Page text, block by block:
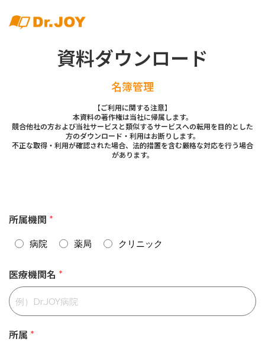
資料ダウンロード
名簿管理
【ご利用に関する注意】
本資料の著作権は当社に帰属します。
競合他社の方および当社サービスと類似するサービスへの転用を目的とした
方のダウンロード・利用はお断りします。
不正な取得・利用が確認された場合、法的措置を含む厳格な対応を行う場合
があります。
所属機関 *
病院 薬局 クリニック
医療機関名 *
所属 *